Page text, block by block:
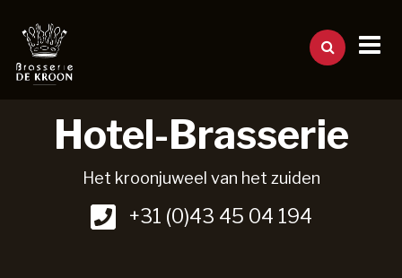
Hotel-Brasserie
Het kroonjuweel van het zuiden
+31 (0)43 45 04 194